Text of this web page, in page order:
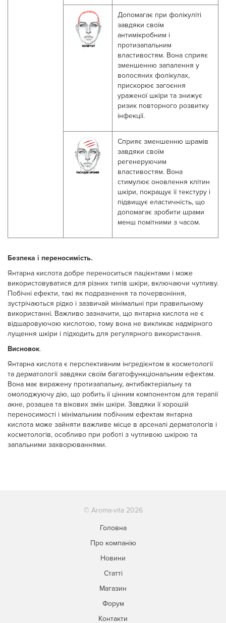
Допомагає при фолікуліті
завдяки своїм
антимікробним і
протизапальним
властивостям. Вона сприяє
зменшенню запалення у
волосяних фолікулах,
прискорює загоєння
ураженої шкіри та знижує
ризик повторного розвитку
інфекції.
Сприяє зменшенню шрамів
завдяки своїм
регенеруючим
властивостям. Вона
стимулює оновлення клітин
шкіри, покращує її текстуру і
підвищує еластичність, що
допомагає зробити шрами
менш помітними з часом.
Безпека і переносимість.
Янтарна кислота добре переноситься пацієнтами і може
використовуватися для різних типів шкіри, включаючи чутливу.
Побічні ефекти, такі як подразнення та почервоніння,
зустрічаються рідко і зазвичай мінімальні при правильному
використанні. Важливо зазначити, що янтарна кислота не є
відшаровуючою кислотою, тому вона не викликає надмірного
лущення шкіри і підходить для регулярного використання.
Висновок.
Янтарна кислота є перспективним інгредієнтом в косметології
та дерматології завдяки своїм багатофункціональним ефектам.
Вона має виражену протизапальну, антибактеріальну та
омолоджуючу дію, що робить її цінним компонентом для терапії
акне, розацеа та вікових змін шкіри. Завдяки її хорошій
переносимості і мінімальним побічним ефектам янтарна
кислота може зайняти важливе місце в арсеналі дерматологів і
косметологів, особливо при роботі з чутливою шкірою та
запальними захворюваннями.
© Aroma-vita 2026
Головна
Про компанію
Новини
Статті
Магазин
Форум
Контакти